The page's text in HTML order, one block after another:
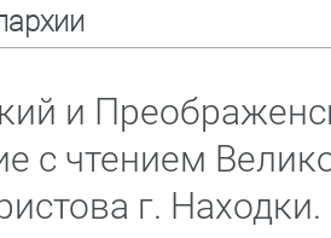
и
с чтением
г. Находки.